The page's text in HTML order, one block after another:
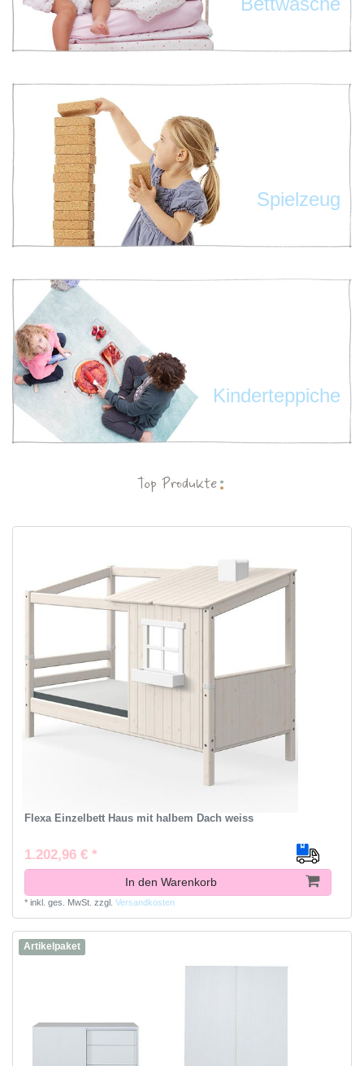
Spielzeug
Kinderteppiche
Top Produkte
Flexa Einzelbett Haus mit halbem Dach weiss
1.202,96 € *
In den Warenkorb
* inkl. ges. MwSt. zzgl. Versandkosten
Artikelpaket